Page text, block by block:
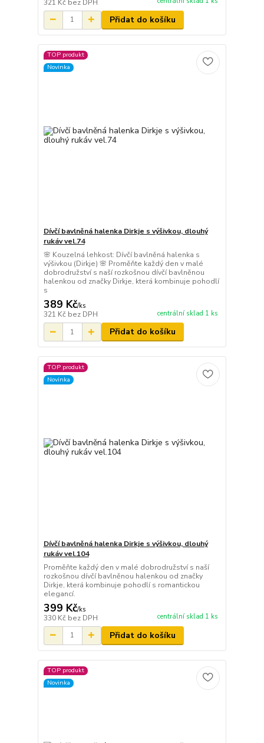
321 Kč bez DPH
Přidat do košíku
TOP produkt
Novinka
Dívčí bavlněná halenka Dirkje s výšivkou, dlouhý
rukáv vel.74
🌸 Kouzelná lehkost: Dívčí bavlněná halenka s
výšivkou (Dirkje) 🌸 Proměňte každý den v malé
dobrodružství s naší rozkošnou dívčí bavlněnou
halenkou od značky Dirkje, která kombinuje pohodlí
s
389 Kč/ks
321 Kč bez DPH centrální sklad 1 ks
Přidat do košíku
TOP produkt
Novinka
Dívčí bavlněná halenka Dirkje s výšivkou, dlouhý
rukáv vel.104
Proměňte každý den v malé dobrodružství s naší
rozkošnou dívčí bavlněnou halenkou od značky
Dirkje, která kombinuje pohodlí s romantickou
elegancí.
399 Kč/ks
330 Kč bez DPH centrální sklad 1 ks
Přidat do košíku
TOP produkt
Novinka